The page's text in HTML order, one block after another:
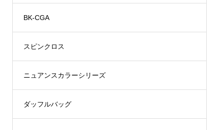
BK-CGA
スピンクロス
ニュアンスカラーシリーズ
ダッフルバッグ